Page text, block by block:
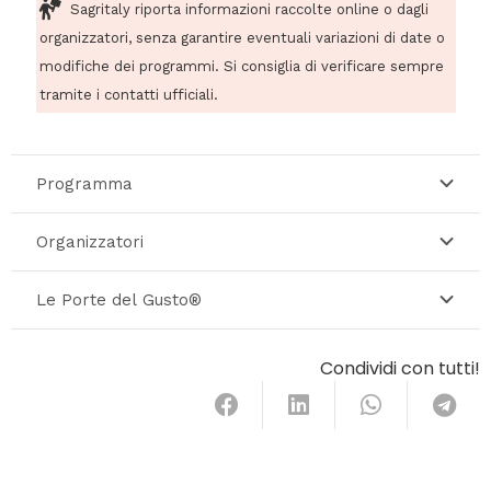
Sagritaly riporta informazioni raccolte online o dagli
organizzatori, senza garantire eventuali variazioni di date o
modifiche dei programmi. Si consiglia di verificare sempre
tramite i contatti ufficiali.
Programma
Organizzatori
Le Porte del Gusto®
Condividi con tutti!